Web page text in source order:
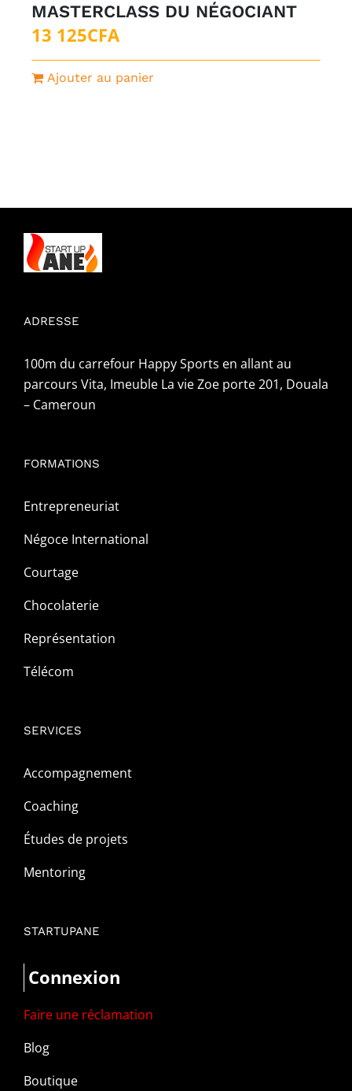
MASTERCLASS DU NÉGOCIANT
13 125CFA
Ajouter au panier
ADRESSE
100m du carrefour Happy Sports en allant au
parcours Vita, Imeuble La vie Zoe porte 201, Douala
– Cameroun
FORMATIONS
Entrepreneuriat
Négoce International
Courtage
Chocolaterie
Représentation
Télécom
SERVICES
Accompagnement
Coaching
Études de projets
Mentoring
STARTUPANE
Connexion
Faire une réclamation
Blog
Boutique